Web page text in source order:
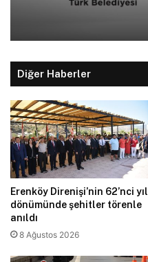
Diğer Haberler
Erenköy Direnişi’nin 62’nci yıl
dönümünde şehitler törenle
anıldı
8 Ağustos 2026